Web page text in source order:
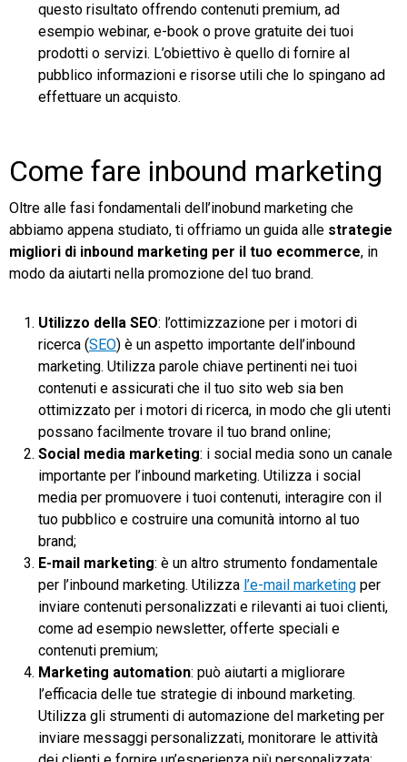
questo risultato offrendo contenuti premium, ad
esempio webinar, e-book o prove gratuite dei tuoi
prodotti o servizi. L’obiettivo è quello di fornire al
pubblico informazioni e risorse utili che lo spingano ad
effettuare un acquisto.
Come fare inbound marketing
Oltre alle fasi fondamentali dell’inobund marketing che
abbiamo appena studiato, ti offriamo un guida alle strategie
migliori di inbound marketing per il tuo ecommerce, in
modo da aiutarti nella promozione del tuo brand.
Utilizzo della SEO: l’ottimizzazione per i motori di
ricerca (SEO) è un aspetto importante dell’inbound
marketing. Utilizza parole chiave pertinenti nei tuoi
contenuti e assicurati che il tuo sito web sia ben
ottimizzato per i motori di ricerca, in modo che gli utenti
possano facilmente trovare il tuo brand online;
Social media marketing: i social media sono un canale
importante per l’inbound marketing. Utilizza i social
media per promuovere i tuoi contenuti, interagire con il
tuo pubblico e costruire una comunità intorno al tuo
brand;
E-mail marketing: è un altro strumento fondamentale
per l’inbound marketing. Utilizza l’e-mail marketing per
inviare contenuti personalizzati e rilevanti ai tuoi clienti,
come ad esempio newsletter, offerte speciali e
contenuti premium;
Marketing automation: può aiutarti a migliorare
l’efficacia delle tue strategie di inbound marketing.
Utilizza gli strumenti di automazione del marketing per
inviare messaggi personalizzati, monitorare le attività